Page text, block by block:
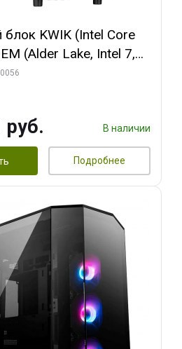
KWIK (Intel Core
(Alder Lake, Intel 7,
T2/ 64 ГБ ОЗУ (2
руб. В наличии
Подробнее